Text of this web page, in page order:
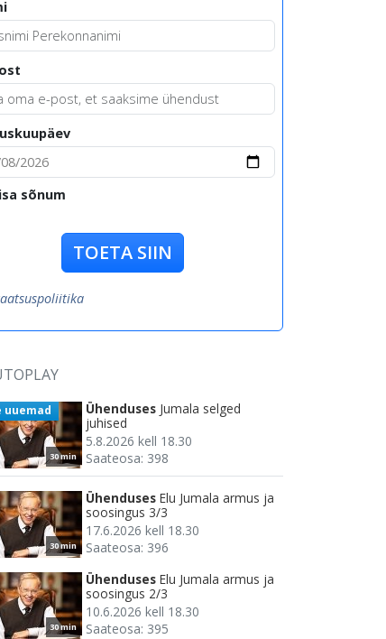
sõnum
TOETA SIIN
30 min
uuemad Ühenduses Jumala selged
juhised
5.8.2026 kell 18.30
Saateosa: 398
30 min
Ühenduses Elu Jumala armus ja
soosingus 3/3
17.6.2026 kell 18.30
Saateosa: 396
30 min
Ühenduses Elu Jumala armus ja
soosingus 2/3
10.6.2026 kell 18.30
Saateosa: 395